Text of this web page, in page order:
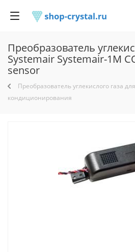
Преобразователь
Systemair Systemair-1M
sensor
Преобразователь углекислого газа
кондиционирования